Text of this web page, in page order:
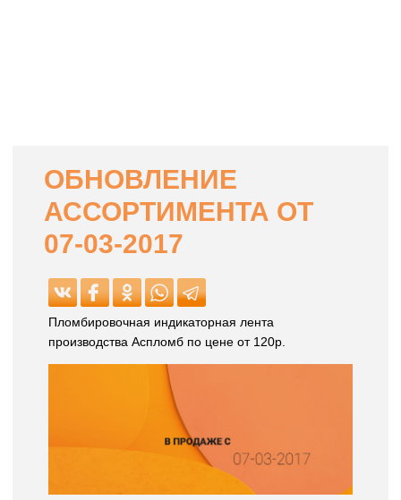
ОБНОВЛЕНИЕ
АССОРТИМЕНТА ОТ
07-03-2017
Пломбировочная индикаторная лента
производства Аспломб по цене от 120р.